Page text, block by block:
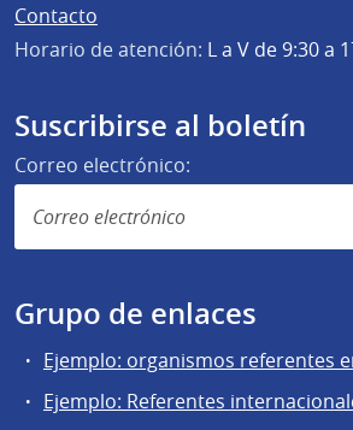
Contacto
Horario de atención: L a V de 9:30 a
Suscribirse al boletín
Correo electrónico:
Grupo de enlaces
Ejemplo: organismos referentes
Ejemplo: Referentes